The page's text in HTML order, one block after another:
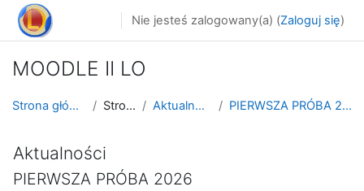
Przejdź do głównej zawartości
Nie jesteś zalogowany(a) (Zaloguj się)
MOODLE II LO
Strona główna Strony Aktualności PIERWSZA PRÓBA 2026
Aktualności
PIERWSZA PRÓBA 2026